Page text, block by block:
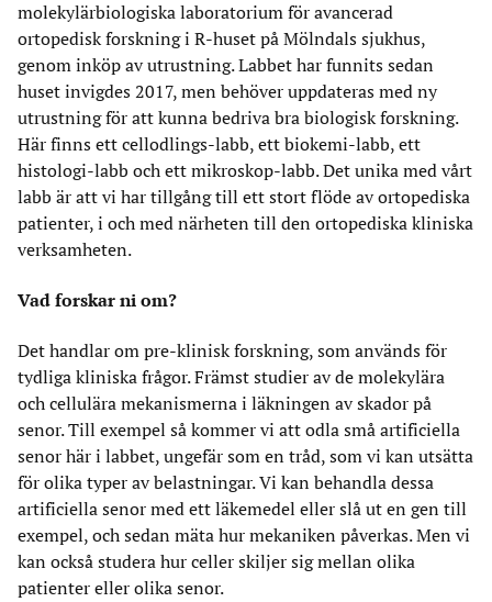
molekylärbiologiska laboratorium för avancerad
ortopedisk forskning i R-huset på Mölndals sjukhus,
genom inköp av utrustning. Labbet har funnits sedan
huset invigdes 2017, men behöver uppdateras med ny
utrustning för att kunna bedriva bra biologisk forskning.
Här finns ett cellodlings-labb, ett biokemi-labb, ett
histologi-labb och ett mikroskop-labb. Det unika med vårt
labb är att vi har tillgång till ett stort flöde av ortopediska
patienter, i och med närheten till den ortopediska kliniska
verksamheten.
Vad forskar ni om?
Det handlar om pre-klinisk forskning, som används för
tydliga kliniska frågor. Främst studier av de molekylära
och cellulära mekanismerna i läkningen av skador på
senor. Till exempel så kommer vi att odla små artificiella
senor här i labbet, ungefär som en tråd, som vi kan utsätta
för olika typer av belastningar. Vi kan behandla dessa
artificiella senor med ett läkemedel eller slå ut en gen till
exempel, och sedan mäta hur mekaniken påverkas. Men vi
kan också studera hur celler skiljer sig mellan olika
patienter eller olika senor.